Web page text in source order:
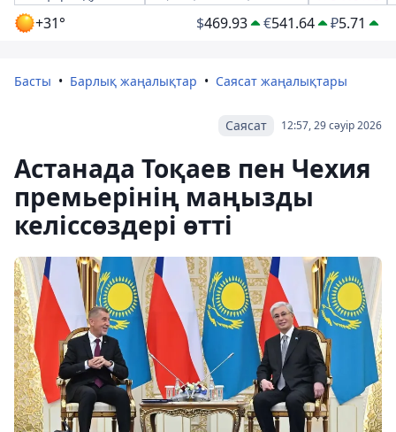
+31° $469.93 €541.64 ₽5.71
Басты Барлық жаңалықтар Саясат жаңалықтары
12:57, 29 сәуір 2026
Саясат
Астанада Тоқаев пен Чехия
премьерінің маңызды
келіссөздері өтті